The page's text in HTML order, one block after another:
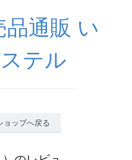
通販 い
テル
ョップへ戻る